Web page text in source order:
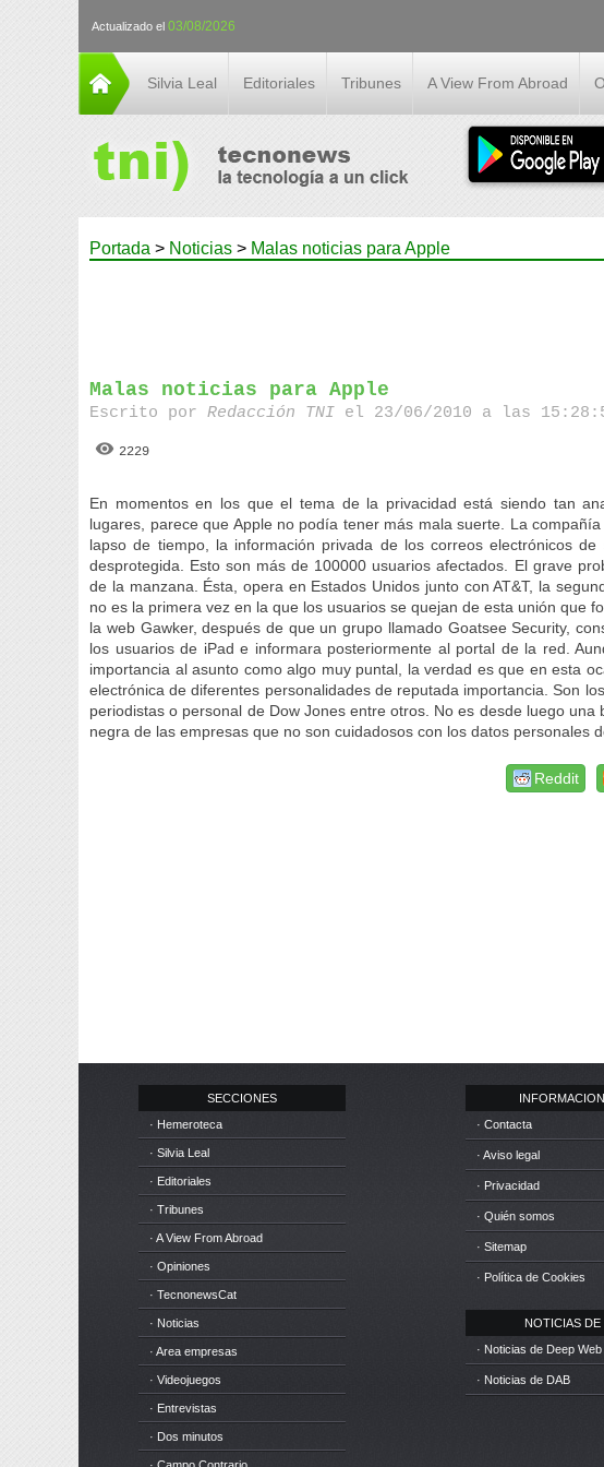
Actualizado el 03/08/2026
Silvia Leal Editoriales Tribunes A View From Abroad
Portada > Noticias > Malas noticias para Apple
Malas noticias para Apple
Escrito porRedacción TNI el 23/06/2010 a las
2229
En momentos en los que el tema de la privacidad está siendo tan
lugares, parece que Apple no podía tener más mala suerte. La
lapso de tiempo, la información privada de los correos electrónicos
desprotegida. Esto son más de 100000 usuarios afectados. El grave
de la manzana. Ésta, opera en Estados Unidos junto con AT&T, la
no es la primera vez en la que los usuarios se quejan de esta unión que
la web Gawker, después de que un grupo llamado Goatsee Security,
los usuarios de iPad e informara posteriormente al portal de la red.
importancia al asunto como algo muy puntal, la verdad es que en esta
electrónica de diferentes personalidades de reputada importancia. Son
periodistas o personal de Dow Jones entre otros. No es desde luego
negra de las empresas que no son cuidadosos con los datos personales
Reddit
SECCIONES
· Hemeroteca
· Silvia Leal
· Editoriales
· Tribunes
· A View From Abroad
· Opiniones
· TecnonewsCat
· Noticias
· Area empresas
· Videojuegos
· Entrevistas
· Dos minutos
· Contacta
· Aviso legal
· Privacidad
· Quién somos
· Sitemap
· Política de Cookies
NOTICIAS DE
· Noticias de Deep Web
· Noticias de DAB